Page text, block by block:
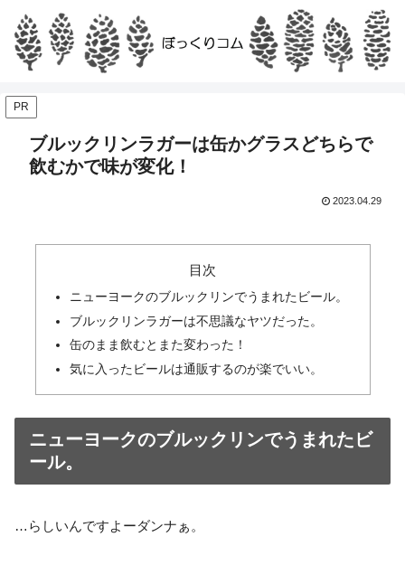
PR
ブルックリンラガーは缶かグラスどちらで
飲むかで味が変化！
2023.04.29
目次
ニューヨークのブルックリンでうまれたビール。
ブルックリンラガーは不思議なヤツだった。
缶のまま飲むとまた変わった！
気に入ったビールは通販するのが楽でいい。
ニューヨークのブルックリンでうまれたビ
ール。
…らしいんですよーダンナぁ。